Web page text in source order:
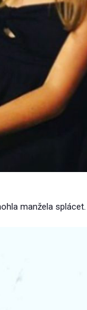
manžela splácet.